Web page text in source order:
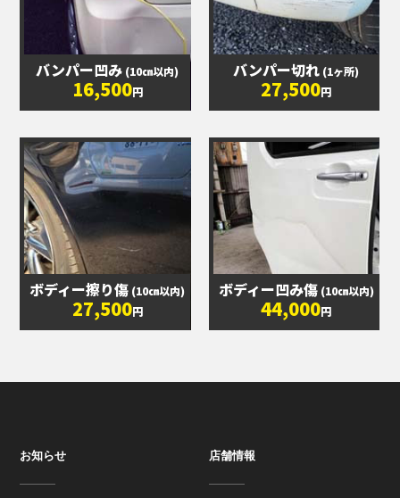
バンパー凹み (10㎝以内)
16,500円
バンパー切れ (1ヶ所)
27,500円
ボディー擦り傷 (10㎝以内)
27,500円
ボディー凹み傷 (10㎝以内)
44,000円
お知らせ 店舗情報